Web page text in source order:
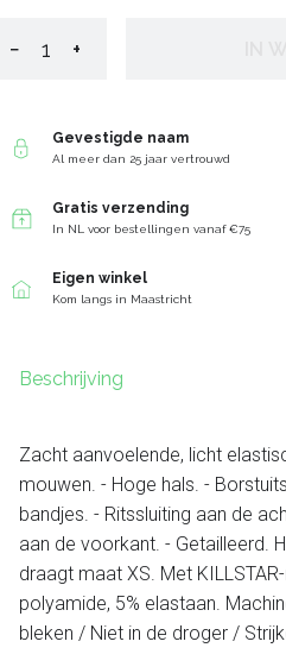
− +
Gevestigde naam
Al meer dan 25 jaar vertrouwd
Gratis verzending
In NL voor bestellingen vanaf €75
Eigen winkel
Kom langs in Maastricht
Beschrijving
Zacht aanvoelende, licht
mouwen. - Hoge hals. -
bandjes. - Ritssluiting aan de
aan de voorkant. - Getailleerd.
draagt ​​maat XS. Met
polyamide, 5% elastaan.
bleken / Niet in de droger /